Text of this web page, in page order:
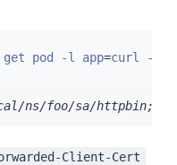
get pod -l app=curl -n
ns/foo/sa/
Client-Cert